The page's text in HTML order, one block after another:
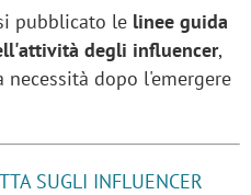
pubblicato le linee guida
degli influencer,
dopo l'emergere
SUGLI INFLUENCER